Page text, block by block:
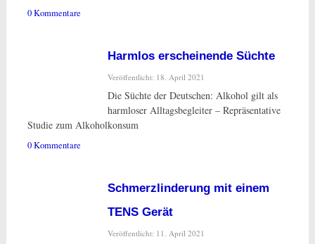
0 Kommentare
Harmlos erscheinende Süchte
Veröffentlicht: 18. April 2021
Die Süchte der Deutschen: Alkohol gilt als
harmloser Alltagsbegleiter – Repräsentative
Studie zum Alkoholkonsum
0 Kommentare
Schmerzlinderung mit einem
TENS Gerät
Veröffentlicht: 11. April 2021